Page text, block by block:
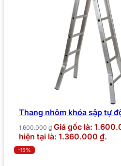
Thang nhôm khóa sập tự
1.600.000₫ Giá gốc là:
hiện tại là: 1.360.000 ₫.
-15%